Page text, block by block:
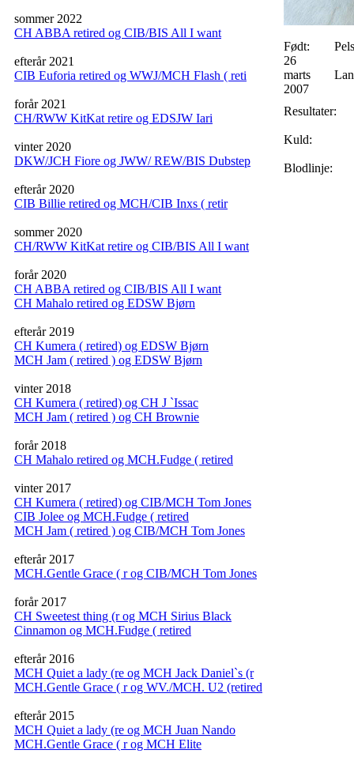
sommer 2022
CH ABBA retired og CIB/BIS All I want
efterår 2021
CIB Euforia retired og WWJ/MCH Flash ( reti
forår 2021
CH/RWW KitKat retire og EDSJW Iari
vinter 2020
DKW/JCH Fiore og JWW/ REW/BIS Dubstep
efterår 2020
CIB Billie retired og MCH/CIB Inxs ( retir
sommer 2020
CH/RWW KitKat retire og CIB/BIS All I want
forår 2020
CH ABBA retired og CIB/BIS All I want
CH Mahalo retired og EDSW Bjørn
efterår 2019
CH Kumera ( retired) og EDSW Bjørn
MCH Jam ( retired ) og EDSW Bjørn
vinter 2018
CH Kumera ( retired) og CH J `Issac
MCH Jam ( retired ) og CH Brownie
forår 2018
CH Mahalo retired og MCH.Fudge ( retired
vinter 2017
CH Kumera ( retired) og CIB/MCH Tom Jones
CIB Jolee og MCH.Fudge ( retired
MCH Jam ( retired ) og CIB/MCH Tom Jones
efterår 2017
MCH.Gentle Grace ( r og CIB/MCH Tom Jones
forår 2017
CH Sweetest thing (r og MCH Sirius Black
Cinnamon og MCH.Fudge ( retired
efterår 2016
MCH Quiet a lady (re og MCH Jack Daniel`s (r
MCH.Gentle Grace ( r og WV./MCH. U2 (retired
efterår 2015
MCH Quiet a lady (re og MCH Juan Nando
MCH.Gentle Grace ( r og MCH Elite
Født:
26
marts
2007
Resultater:
Kuld:
Blodlinje: